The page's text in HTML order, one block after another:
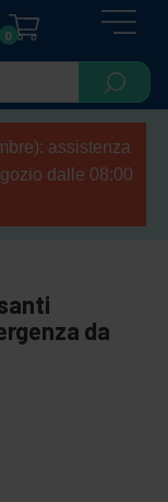
0
assistenza
dalle 08:00
da